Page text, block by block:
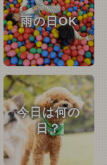
雨の日OK
今日は何の
日？